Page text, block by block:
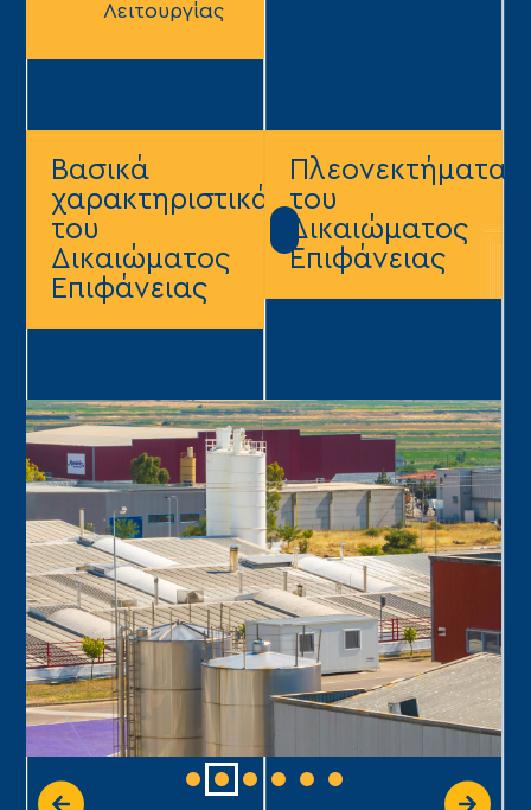
Λειτουργίας
Βασικά
χαρακτηριστικά
του
Δικαιώματος
Επιφάνειας
Πλεονεκτήματα
του
Δικαιώματος
Επιφάνειας